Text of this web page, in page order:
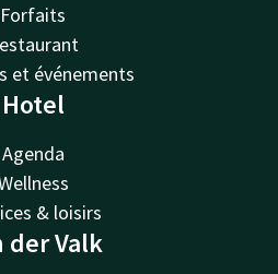
Forfaits
et événements
Hotel
Agenda
& loisirs
der Valk